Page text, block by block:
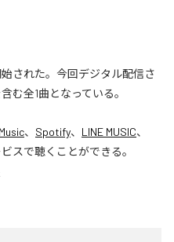
始された。今回デジタル配信さ
む全1曲となっている。
、 Spotify、 LINE MUSIC、
スで聴くことができる。